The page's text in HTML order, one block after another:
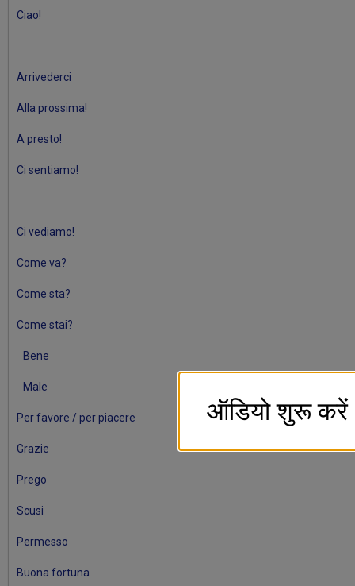
Ciao!
Arrivederci
Alla prossima!
A presto!
Ci sentiamo!
Ci vediamo!
Come va?
Come sta?
Come stai?
Bene
Male
Per favore / per piacere
Grazie
Prego
Scusi
Permesso
Buona fortuna
ऑडियो शुरू करें